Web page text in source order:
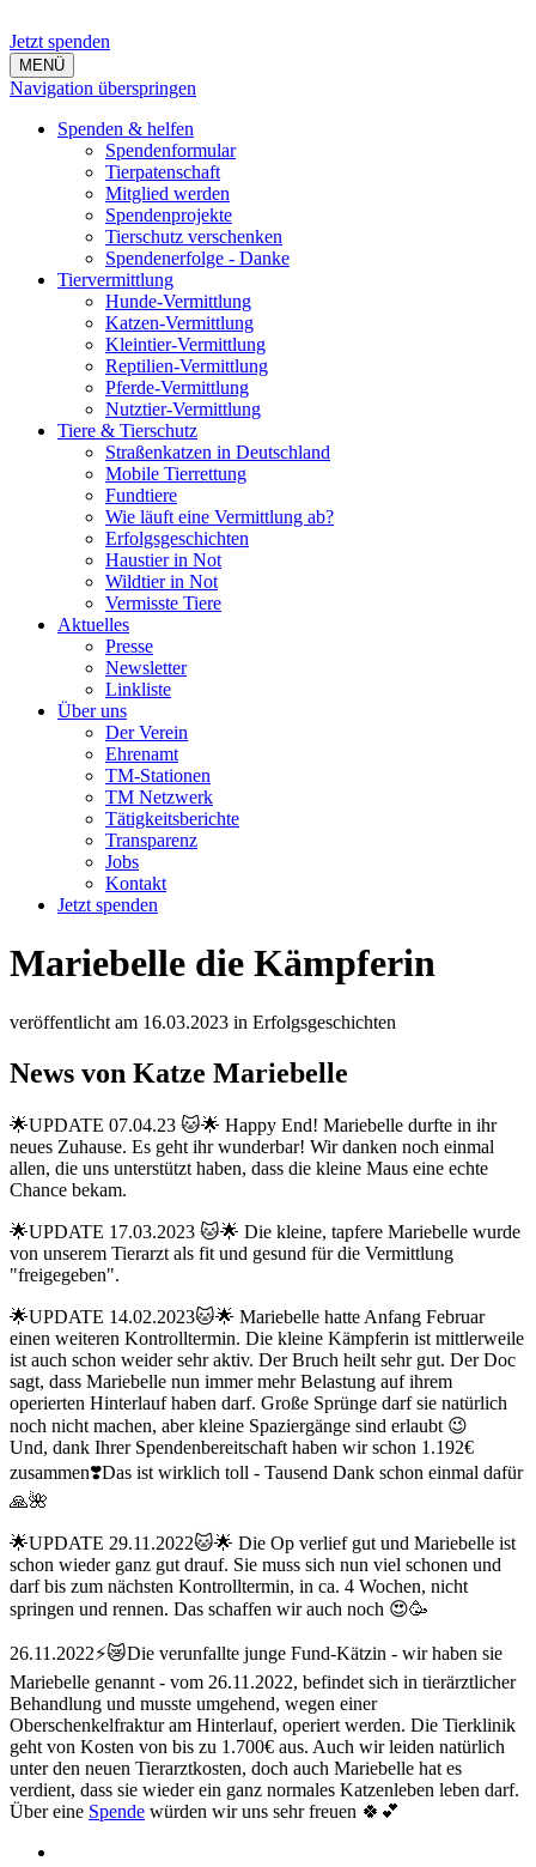
Jetzt spenden
MENÜ
Navigation überspringen
Spenden & helfen
Spendenformular
Tierpatenschaft
Mitglied werden
Spendenprojekte
Tierschutz verschenken
Spendenerfolge - Danke
Tiervermittlung
Hunde-Vermittlung
Katzen-Vermittlung
Kleintier-Vermittlung
Reptilien-Vermittlung
Pferde-Vermittlung
Nutztier-Vermittlung
Tiere & Tierschutz
Straßenkatzen in Deutschland
Mobile Tierrettung
Fundtiere
Wie läuft eine Vermittlung ab?
Erfolgsgeschichten
Haustier in Not
Wildtier in Not
Vermisste Tiere
Aktuelles
Presse
Newsletter
Linkliste
Über uns
Der Verein
Ehrenamt
TM-Stationen
TM Netzwerk
Tätigkeitsberichte
Transparenz
Jobs
Kontakt
Jetzt spenden
Mariebelle die Kämpferin
veröffentlicht am 16.03.2023 in Erfolgsgeschichten
News von Katze Mariebelle
🌟UPDATE 07.04.23 🐱🌟 Happy End! Mariebelle durfte in ihr
neues Zuhause. Es geht ihr wunderbar! Wir danken noch einmal
allen, die uns unterstützt haben, dass die kleine Maus eine echte
Chance bekam.
🌟UPDATE 17.03.2023 🐱🌟 Die kleine, tapfere Mariebelle wurde
von unserem Tierarzt als fit und gesund für die Vermittlung
"freigegeben".
🌟UPDATE 14.02.2023🐱🌟 Mariebelle hatte Anfang Februar
einen weiteren Kontrolltermin. Die kleine Kämpferin ist mittlerweile
ist auch schon weider sehr aktiv. Der Bruch heilt sehr gut. Der Doc
sagt, dass Mariebelle nun immer mehr Belastung auf ihrem
operierten Hinterlauf haben darf. Große Sprünge darf sie natürlich
noch nicht machen, aber kleine Spaziergänge sind erlaubt 😉
Und, dank Ihrer Spendenbereitschaft haben wir schon 1.192€
zusammen❣️Das ist wirklich toll - Tausend Dank schon einmal dafür
🙏🌺
🌟UPDATE 29.11.2022🐱🌟 Die Op verlief gut und Mariebelle ist
schon wieder ganz gut drauf. Sie muss sich nun viel schonen und
darf bis zum nächsten Kontrolltermin, in ca. 4 Wochen, nicht
springen und rennen. Das schaffen wir auch noch 😍🥳
26.11.2022⚡😿Die verunfallte junge Fund-Kätzin - wir haben sie
Mariebelle genannt - vom 26.11.2022, befindet sich in tierärztlicher
Behandlung und musste umgehend, wegen einer
Oberschenkelfraktur am Hinterlauf, operiert werden. Die Tierklinik
geht von Kosten von bis zu 1.700€ aus. Auch wir leiden natürlich
unter den neuen Tierarztkosten, doch auch Mariebelle hat es
verdient, dass sie wieder ein ganz normales Katzenleben leben darf.
Über eine Spende würden wir uns sehr freuen 🍀💕